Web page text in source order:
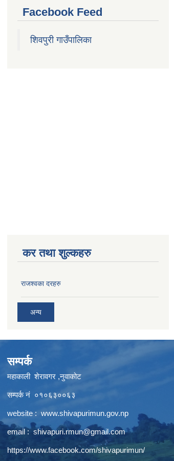
Facebook Feed
शिवपुरी गाउँपालिका
कर तथा शुल्कहरु
राजश्वका दरहरु
अन्य
सम्पर्क
महाकाली शेरावगर ,नुवाकोट
सम्पर्क नं ०१०६३००६३
website : www.shivapurimun.gov.np
email : shivapuri.rmun@gmail.com
https://www.facebook.com/shivapurimun/